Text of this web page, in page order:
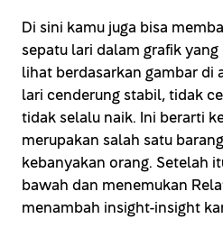
Di sini kamu juga bisa
sepatu lari dalam grafik
lihat berdasarkan gambar di
lari cenderung stabil, tidak
tidak selalu naik. Ini berarti
merupakan salah satu
kebanyakan orang. Setelah
bawah dan menemukan
menambah insight-insight